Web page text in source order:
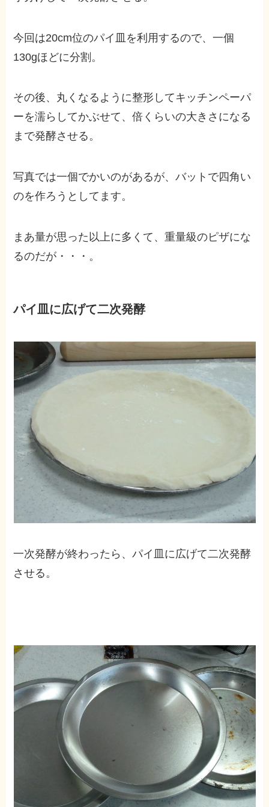
今回は20cm位のパイ皿を利用するので、一個
130gほどに分割。
その後、丸くなるように整形してキッチンペーパ
ーを濡らしてかぶせて、倍くらいの大きさになる
まで発酵させる。
写真では一個でかいのがあるが、バットで四角い
のを作ろうとしてます。
まあ量が思った以上に多くて、重量級のピザにな
るのだが・・・。
パイ皿に広げて二次発酵
一次発酵が終わったら、パイ皿に広げて二次発酵
させる。